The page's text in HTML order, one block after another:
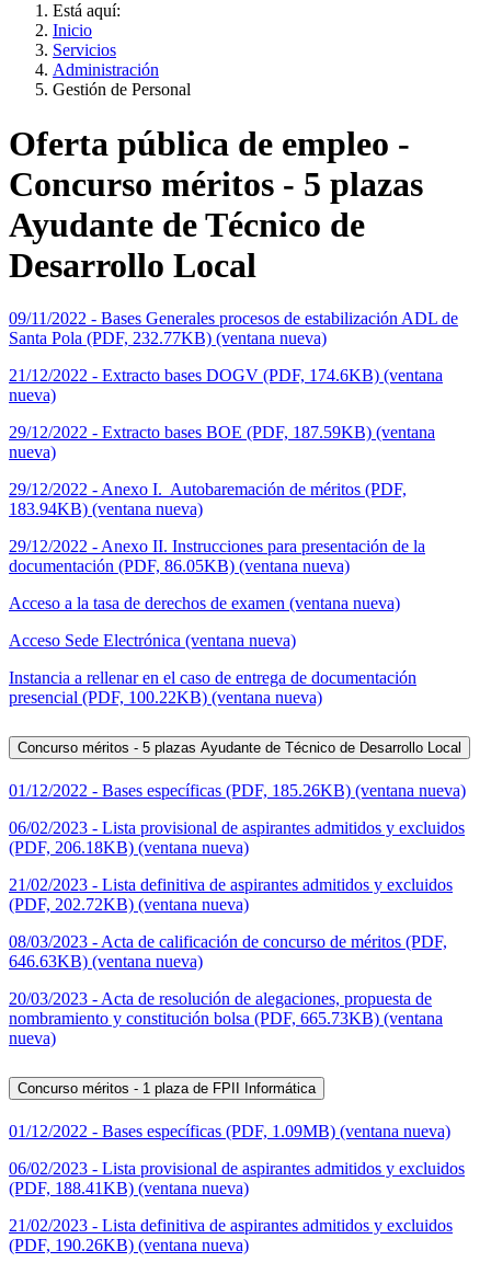
Está aquí:
Inicio
Servicios
Administración
Gestión de Personal
Oferta pública de empleo -
Concurso méritos - 5 plazas
Ayudante de Técnico de
Desarrollo Local
09/11/2022 - Bases Generales procesos de estabilización ADL de
Santa Pola (PDF, 232.77KB) (ventana nueva)
21/12/2022 - Extracto bases DOGV (PDF, 174.6KB) (ventana
nueva)
29/12/2022 - Extracto bases BOE (PDF, 187.59KB) (ventana
nueva)
29/12/2022 - Anexo I. Autobaremación de méritos (PDF,
183.94KB) (ventana nueva)
29/12/2022 - Anexo II. Instrucciones para presentación de la
documentación (PDF, 86.05KB) (ventana nueva)
Acceso a la tasa de derechos de examen (ventana nueva)
Acceso Sede Electrónica (ventana nueva)
Instancia a rellenar en el caso de entrega de documentación
presencial (PDF, 100.22KB) (ventana nueva)
Concurso méritos - 5 plazas Ayudante de Técnico de Desarrollo Local
01/12/2022 - Bases específicas (PDF, 185.26KB) (ventana nueva)
06/02/2023 - Lista provisional de aspirantes admitidos y excluidos
(PDF, 206.18KB) (ventana nueva)
21/02/2023 - Lista definitiva de aspirantes admitidos y excluidos
(PDF, 202.72KB) (ventana nueva)
08/03/2023 - Acta de calificación de concurso de méritos (PDF,
646.63KB) (ventana nueva)
20/03/2023 - Acta de resolución de alegaciones, propuesta de
nombramiento y constitución bolsa (PDF, 665.73KB) (ventana
nueva)
Concurso méritos - 1 plaza de FPII Informática
01/12/2022 - Bases específicas (PDF, 1.09MB) (ventana nueva)
06/02/2023 - Lista provisional de aspirantes admitidos y excluidos
(PDF, 188.41KB) (ventana nueva)
21/02/2023 - Lista definitiva de aspirantes admitidos y excluidos
(PDF, 190.26KB) (ventana nueva)